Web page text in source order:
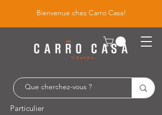
Bienvenue chez Carro Casa!
Particulier